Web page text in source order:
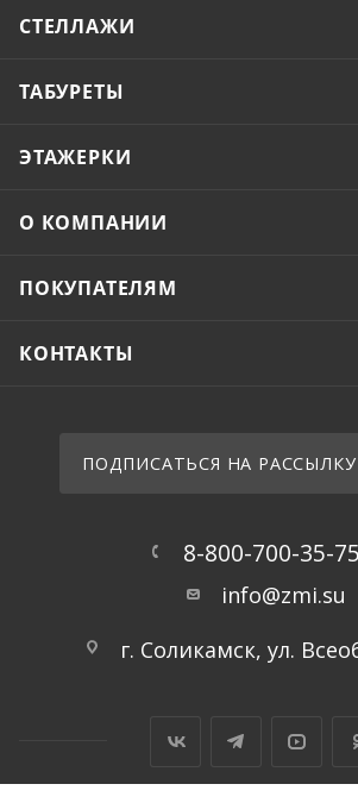
СТЕЛЛАЖИ
ТАБУРЕТЫ
ЭТАЖЕРКИ
О КОМПАНИИ
ПОКУПАТЕЛЯМ
КОНТАКТЫ
ПОДПИСАТЬСЯ НА РАССЫЛКУ
8-800-700-35-75
info@zmi.su
г. Соликамск, ул.